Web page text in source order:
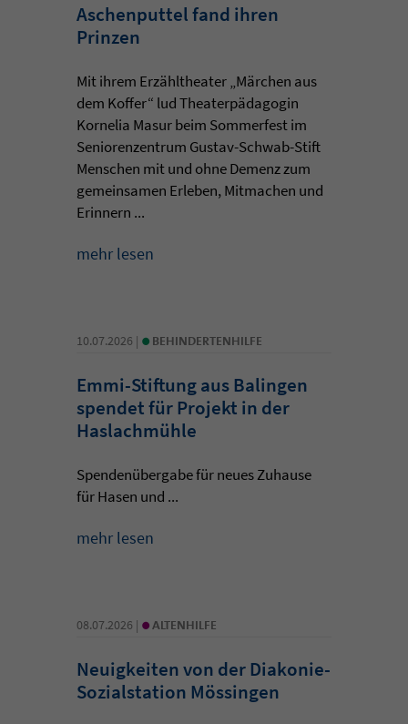
Aschenputtel fand ihren
Prinzen
Mit ihrem Erzähltheater „Märchen aus
dem Koffer“ lud Theaterpädagogin
Kornelia Masur beim Sommerfest im
Seniorenzentrum Gustav-Schwab-Stift
Menschen mit und ohne Demenz zum
gemeinsamen Erleben, Mitmachen und
Erinnern ...
mehr lesen
10.07.2026 | • BEHINDERTENHILFE
Emmi-Stiftung aus Balingen
spendet für Projekt in der
Haslachmühle
Spendenübergabe für neues Zuhause
für Hasen und ...
mehr lesen
08.07.2026 | • ALTENHILFE
Neuigkeiten von der Diakonie-
Sozialstation Mössingen